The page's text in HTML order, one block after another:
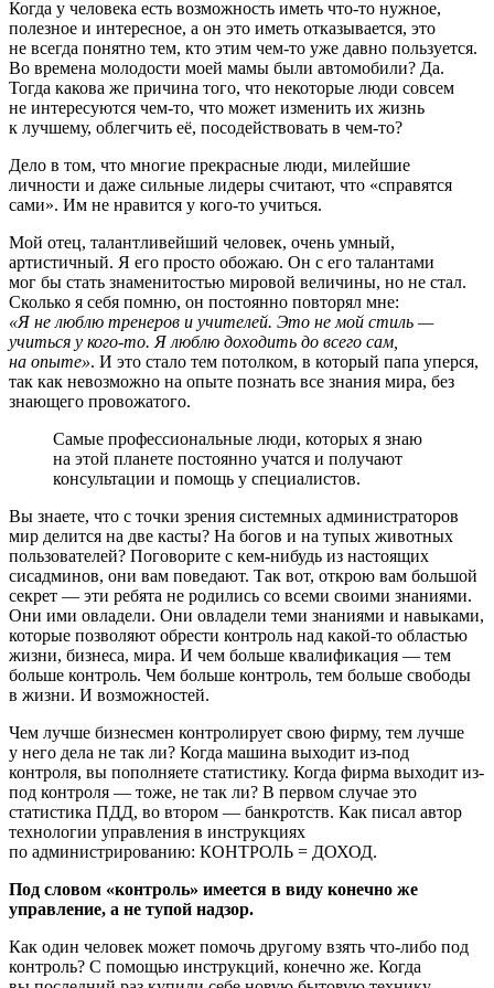
Когда у человека есть возможность иметь что-то нужное,
полезное и интересное, а он это иметь отказывается, это
не всегда понятно тем, кто этим чем-то уже давно пользуется.
Во времена молодости моей мамы были автомобили? Да.
Тогда какова же причина того, что некоторые люди совсем
не интересуются чем-то, что может изменить их жизнь
к лучшему, облегчить её, посодействовать в чем-то?
Дело в том, что многие прекрасные люди, милейшие
личности и даже сильные лидеры считают, что «справятся
сами». Им не нравится у кого-то учиться.
Мой отец, талантливейший человек, очень умный,
артистичный. Я его просто обожаю. Он с его талантами
мог бы стать знаменитостью мировой величины, но не стал.
Сколько я себя помню, он постоянно повторял мне:
«Я не люблю тренеров и учителей. Это не мой стиль —
учиться у кого-то. Я люблю доходить до всего сам,
на опыте». И это стало тем потолком, в который папа уперся,
так как невозможно на опыте познать все знания мира, без
знающего провожатого.
Самые профессиональные люди, которых я знаю
на этой планете постоянно учатся и получают
консультации и помощь у специалистов.
Вы знаете, что с точки зрения системных администраторов
мир делится на две касты? На богов и на тупых животных
пользователей? Поговорите с кем-нибудь из настоящих
сисадминов, они вам поведают. Так вот, открою вам большой
секрет — эти ребята не родились со всеми своими знаниями.
Они ими овладели. Они овладели теми знаниями и навыками,
которые позволяют обрести контроль над какой-то областью
жизни, бизнеса, мира. И чем больше квалификация — тем
больше контроль. Чем больше контроль, тем больше свободы
в жизни. И возможностей.
Чем лучше бизнесмен контролирует свою фирму, тем лучше
у него дела не так ли? Когда машина выходит из-под
контроля, вы пополняете статистику. Когда фирма выходит из-
под контроля — тоже, не так ли? В первом случае это
статистика ПДД, во втором — банкротств. Как писал автор
технологии управления в инструкциях
по администрированию: КОНТРОЛЬ = ДОХОД.
Под словом «контроль» имеется в виду конечно же
управление, а не тупой надзор.
Как один человек может помочь другому взять что-либо под
контроль? С помощью инструкций, конечно же. Когда